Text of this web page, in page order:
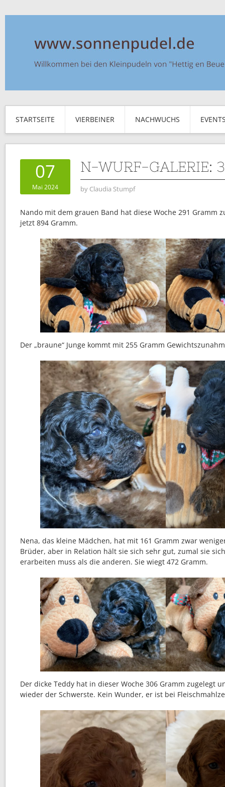
STARTSEITE VIERBEINER NACHWUCHS
07
Mai 2024
N-WURF-GALERIE:
by Claudia Stumpf
Nando mit dem grauen Band hat diese Woche 291 Gramm
jetzt 894 Gramm.
Der „braune“ Junge kommt mit 255 Gramm
Nena, das kleine Mädchen, hat mit 161 Gramm zwar
Brüder, aber in Relation hält sie sich sehr gut, zumal sie
erarbeiten muss als die anderen. Sie wiegt 472 Gramm.
Der dicke Teddy hat in dieser Woche 306 Gramm zugelegt
wieder der Schwerste. Kein Wunder, er ist bei